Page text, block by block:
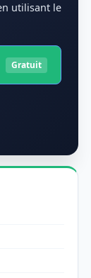
utilisant le
Gratuit